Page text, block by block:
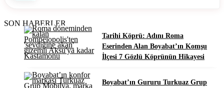
SON HABERLER
Tarihi Köprü: Adını Roma
Eserinden Alan Boyabat’ın Komşu
İlçesi 7 Gözlü Köprünün Hikayesi
Boyabat’ın Gururu Turkuaz Grup